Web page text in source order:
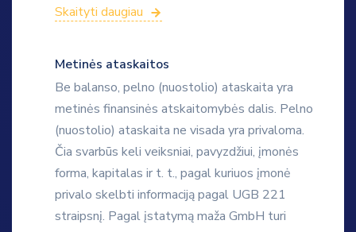
Skaityti daugiau
Metinės ataskaitos
Be balanso, pelno (nuostolio) ataskaita yra
metinės finansinės atskaitomybės dalis. Pelno
(nuostolio) ataskaita ne visada yra privaloma.
Čia svarbūs keli veiksniai, pavyzdžiui, įmonės
forma, kapitalas ir t. t., pagal kuriuos įmonė
privalo skelbti informaciją pagal UGB 221
straipsnį. Pagal įstatymą maža GmbH turi